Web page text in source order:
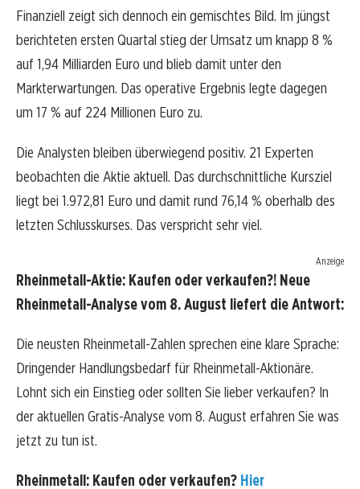
Finanziell zeigt sich dennoch ein gemischtes Bild. Im jüngst
berichteten ersten Quartal stieg der Umsatz um knapp 8 %
auf 1,94 Milliarden Euro und blieb damit unter den
Markterwartungen. Das operative Ergebnis legte dagegen
um 17 % auf 224 Millionen Euro zu.
Die Analysten bleiben überwiegend positiv. 21 Experten
beobachten die Aktie aktuell. Das durchschnittliche Kursziel
liegt bei 1.972,81 Euro und damit rund 76,14 % oberhalb des
letzten Schlusskurses. Das verspricht sehr viel.
Anzeige
Rheinmetall-Aktie: Kaufen oder verkaufen?! Neue
Rheinmetall-Analyse vom 8. August liefert die Antwort:
Die neusten Rheinmetall-Zahlen sprechen eine klare Sprache:
Dringender Handlungsbedarf für Rheinmetall-Aktionäre.
Lohnt sich ein Einstieg oder sollten Sie lieber verkaufen? In
der aktuellen Gratis-Analyse vom 8. August erfahren Sie was
jetzt zu tun ist.
Rheinmetall: Kaufen oder verkaufen? Hier